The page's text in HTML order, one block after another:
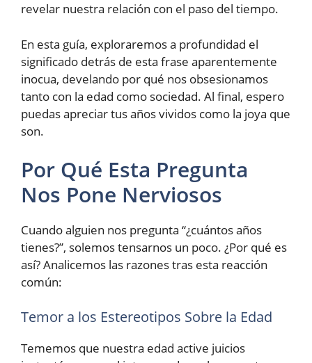
revelar nuestra relación con el paso del tiempo.
En esta guía, exploraremos a profundidad el
significado detrás de esta frase aparentemente
inocua, develando por qué nos obsesionamos
tanto con la edad como sociedad. Al final, espero
puedas apreciar tus años vividos como la joya que
son.
Por Qué Esta Pregunta
Nos Pone Nerviosos
Cuando alguien nos pregunta “¿cuántos años
tienes?”, solemos tensarnos un poco. ¿Por qué es
así? Analicemos las razones tras esta reacción
común:
Temor a los Estereotipos Sobre la Edad
Tememos que nuestra edad active juicios